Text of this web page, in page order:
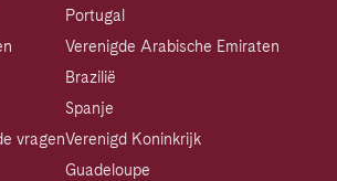
vragen
Portugal
Verenigde Arabische Emiraten
Brazilië
Spanje
Verenigd Koninkrijk
Guadeloupe